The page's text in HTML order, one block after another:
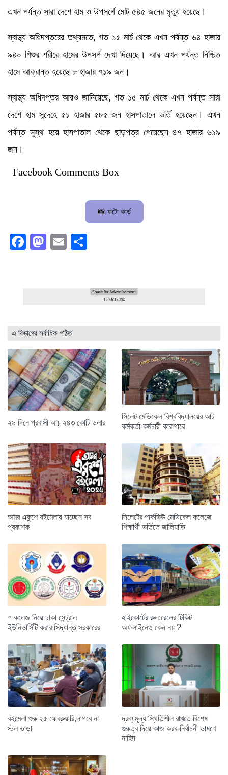
এখন পর্যন্ত সারা দেশে হাম ও উপসর্গে মোট ৫৪৫ জনের মৃত্যু হয়েছে।
স্বাস্থ্য অধিদপ্তরের তথ্যমতে, গত ১৫ মার্চ থেকে এখন পর্যন্ত ৬৪ হাজার
৯৪০ শিশুর শরীরে হামের উপসর্গ দেখা দিয়েছে। আর এখন পর্যন্ত নিশ্চিত
হামে আক্রান্ত হয়েছে ৮ হাজার ৭১৯ জন।
স্বাস্থ্য অধিদপ্তর আরও জানিয়েছে, গত ১৫ মার্চ থেকে এখন পর্যন্ত সারা
দেশে হাম সন্দেহে ৫১ হাজার ৫৮৫ জন হাসপাতালে ভর্তি হয়েছেন। এখন
পর্যন্ত সুস্থ হয়ে হাসপাতাল থেকে ছাড়পত্র পেয়েছেন ৪৭ হাজার ৬১৯
জন।
Facebook Comments Box
📸 ফটো কার্ড
Facebook
Mastodon
Email
এ বিভাগের সর্বাধিক পঠিত
২৯ দিনে প্রবাসী আয় ২৪৩ কোটি ডলার
সিলেট মেডিকেল বিশ্ববিদ্যালয়ের আট
কর্মকর্তা-কর্মচারী কারাগারে
অমর একুশে বইমেলায় যাচ্ছেন সব
প্রকাশক
সিলেটের পার্কভিউ মেডিকেল কলেজে
শিক্ষার্থী ভর্তিতে জালিয়াতি
৭ কলেজ নিয়ে ঢাকা সেন্ট্রাল
ইউনিভার্সিটি করার সিদ্ধান্ত সরকারের
হাইকোর্টের রুল:রেলের টিকিট
অফলাইনেও কেন নয় ?
বইমেলা শুরু ২৫ ফেব্রুয়ারি,লাগবে না
স্টল ভাড়া
দ্রব্যমূল্য স্থিতিশীল রাখতে বিশেষ
গুরুত্ব দিয়ে কাজ করব-নির্বাচনী ভাষণে
নাহিদ